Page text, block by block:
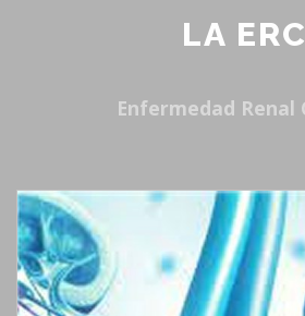
LA ERC
Enfermedad Renal